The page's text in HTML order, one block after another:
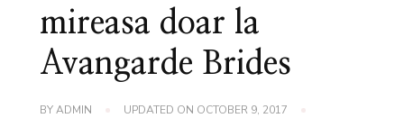
mireasa doar la
Avangarde Brides
BYADMIN UPDATED ON OCTOBER 9, 2017